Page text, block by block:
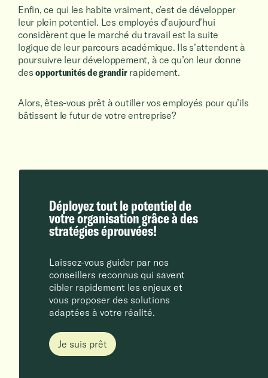
Enfin, ce qui les habite vraiment, c’est de développer
leur plein potentiel. Les employés d’aujourd’hui
considèrent que le marché du travail est la suite
logique de leur parcours académique. Ils s’attendent à
poursuivre leur développement, à ce qu’on leur donne
desopportunités de grandirrapidement.
Alors, êtes-vous prêt à outiller vos employés pour qu’ils
bâtissent le futur de votre entreprise?
Déployez tout le potentiel de
votre organisation grâce à des
stratégies éprouvées!
Laissez-vous guider par nos
conseillers reconnus qui savent
cibler rapidement les enjeux et
vous proposer des solutions
adaptées à votre réalité.
Je suis prêt